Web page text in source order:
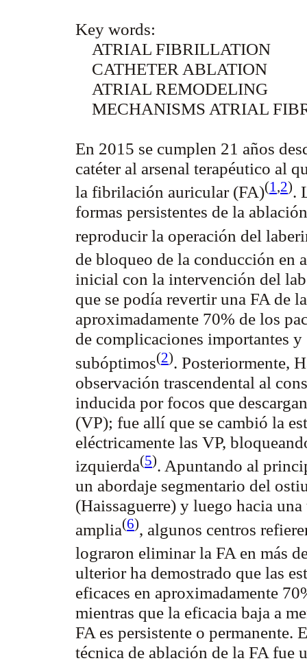
Key words:
ATRIAL FIBRILLATION
CATHETER ABLATION
ATRIAL REMODELING
MECHANISMS ATRIAL
En 2015 se cumplen 21 años
catéter al arsenal terapéutico al
la fibrilación auricular (FA)(1,2).
formas persistentes de la
reproducir la operación del
de bloqueo de la conducción en
inicial con la intervención del
que se podía revertir una FA de
aproximadamente 70% de los
de complicaciones importantes y
subóptimos(2). Posteriormente,
observación trascendental al
inducida por focos que
(VP); fue allí que se cambió la
eléctricamente las VP,
izquierda(5). Apuntando al
un abordaje segmentario del
(Haissaguerre) y luego hacia
amplia(6), algunos centros
lograron eliminar la FA en más
ulterior ha demostrado que las
eficaces en aproximadamente
mientras que la eficacia baja a
FA es persistente o permanente.
técnica de ablación de la FA fue